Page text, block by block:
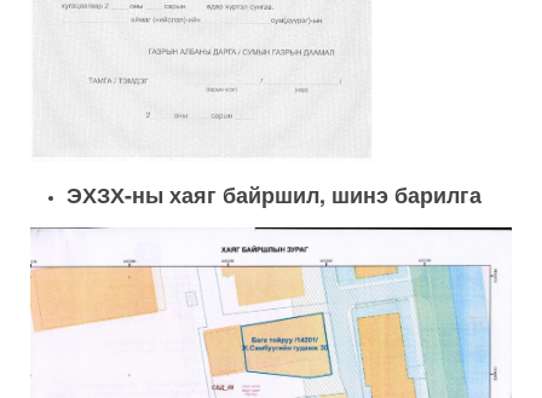
ЭХЗХ-ны хаяг байршил, шинэ барилга